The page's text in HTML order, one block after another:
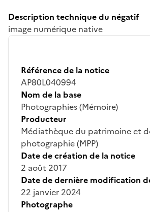
Description technique du négatif
image numérique native
Référence de la notice
AP80L040994
Nom de la base
Photographies (Mémoire)
Producteur
Médiathèque du patrimoine et
photographie (MPP)
Date de création de la notice
2 août 2017
Date de dernière modification
22 janvier 2024
Photographe